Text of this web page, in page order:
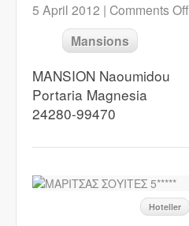
5 April 2012 | Comments Off
Mansions
MANSION Naoumidou
Portaria Magnesia
24280-99470
Hoteller